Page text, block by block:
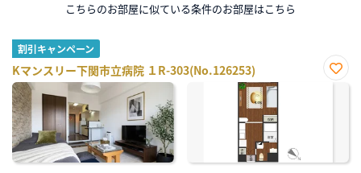
こちらのお部屋に似ている条件のお部屋はこちら
割引キャンペーン
Kマンスリー下関市立病院 １R-303(No.126253)
お気